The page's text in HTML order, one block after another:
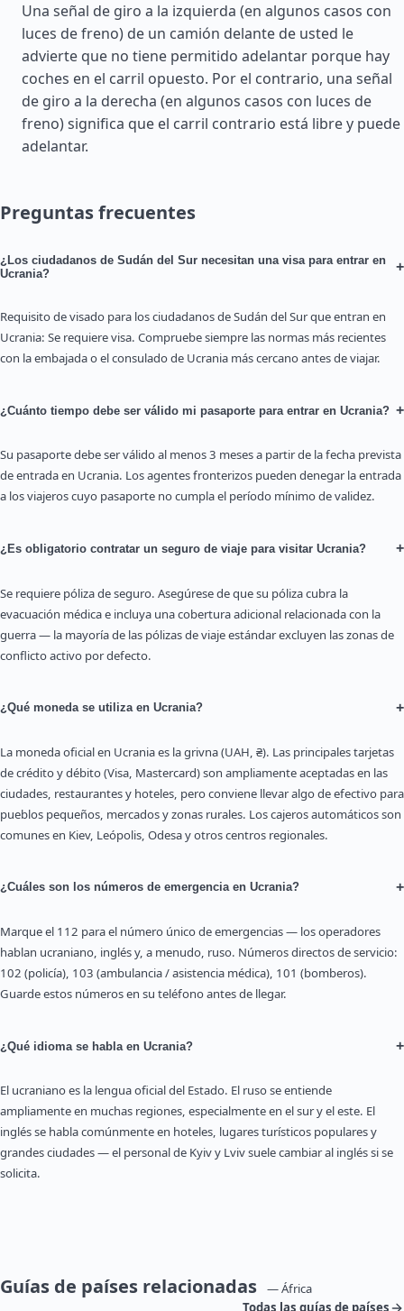
Una señal de giro a la izquierda (en algunos casos con
luces de freno) de un camión delante de usted le
advierte que no tiene permitido adelantar porque hay
coches en el carril opuesto. Por el contrario, una señal
de giro a la derecha (en algunos casos con luces de
freno) significa que el carril contrario está libre y puede
adelantar.
Preguntas frecuentes
¿Los ciudadanos de Sudán del Sur necesitan una visa para entrar en
Ucrania?
+
Requisito de visado para los ciudadanos de Sudán del Sur que entran en
Ucrania: Se requiere visa. Compruebe siempre las normas más recientes
con la embajada o el consulado de Ucrania más cercano antes de viajar.
¿Cuánto tiempo debe ser válido mi pasaporte para entrar en Ucrania? +
Su pasaporte debe ser válido al menos 3 meses a partir de la fecha prevista
de entrada en Ucrania. Los agentes fronterizos pueden denegar la entrada
a los viajeros cuyo pasaporte no cumpla el período mínimo de validez.
¿Es obligatorio contratar un seguro de viaje para visitar Ucrania? +
Se requiere póliza de seguro. Asegúrese de que su póliza cubra la
evacuación médica e incluya una cobertura adicional relacionada con la
guerra — la mayoría de las pólizas de viaje estándar excluyen las zonas de
conflicto activo por defecto.
¿Qué moneda se utiliza en Ucrania? +
La moneda oficial en Ucrania es la grivna (UAH, ₴). Las principales tarjetas
de crédito y débito (Visa, Mastercard) son ampliamente aceptadas en las
ciudades, restaurantes y hoteles, pero conviene llevar algo de efectivo para
pueblos pequeños, mercados y zonas rurales. Los cajeros automáticos son
comunes en Kiev, Leópolis, Odesa y otros centros regionales.
¿Cuáles son los números de emergencia en Ucrania? +
Marque el 112 para el número único de emergencias — los operadores
hablan ucraniano, inglés y, a menudo, ruso. Números directos de servicio:
102 (policía), 103 (ambulancia / asistencia médica), 101 (bomberos).
Guarde estos números en su teléfono antes de llegar.
¿Qué idioma se habla en Ucrania? +
El ucraniano es la lengua oficial del Estado. El ruso se entiende
ampliamente en muchas regiones, especialmente en el sur y el este. El
inglés se habla comúnmente en hoteles, lugares turísticos populares y
grandes ciudades — el personal de Kyiv y Lviv suele cambiar al inglés si se
solicita.
Guías de países relacionadas
— África
Todas las guías de países